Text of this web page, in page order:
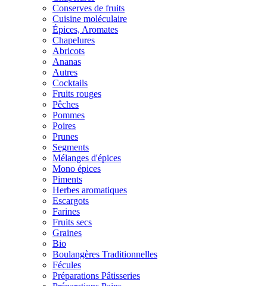
Conserves de fruits
Cuisine moléculaire
Épices, Aromates
Chapelures
Abricots
Ananas
Autres
Cocktails
Fruits rouges
Pêches
Pommes
Poires
Prunes
Segments
Mélanges d'épices
Mono épices
Piments
Herbes aromatiques
Escargots
Farines
Fruits secs
Graines
Bio
Boulangères Traditionnelles
Fécules
Préparations Pâtisseries